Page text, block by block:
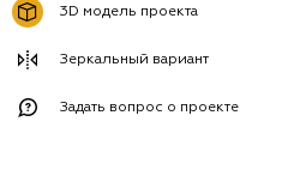
3D модель проекта
Зеркальный вариант
Задать вопрос о проекте